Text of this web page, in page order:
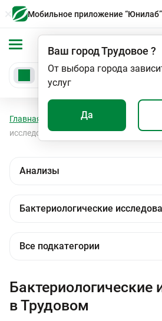
Мобильное приложение “Юнилаб”
Ваш городТрудовое ?
От выбора города
услуг
Да
Главная Анализы
исследования
Бактериологические
в Трудовом